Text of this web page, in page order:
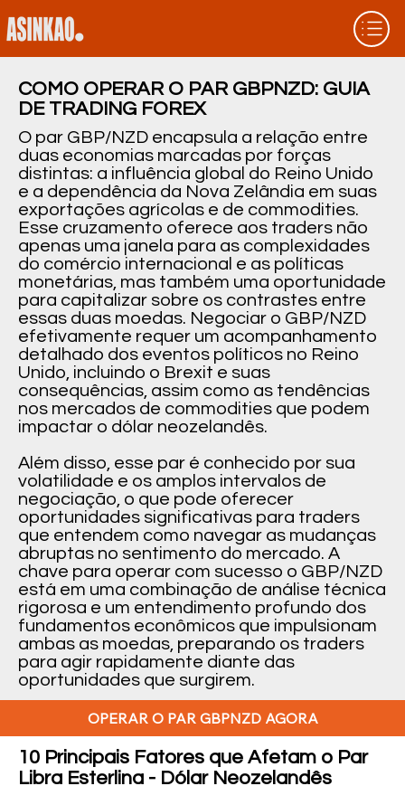
COMO OPERAR O PAR GBPNZD: GUIA
DE TRADING FOREX
O par GBP/NZD encapsula a relação entre
duas economias marcadas por forças
distintas: a influência global do Reino Unido
e a dependência da Nova Zelândia em suas
exportações agrícolas e de commodities.
Esse cruzamento oferece aos traders não
apenas uma janela para as complexidades
do comércio internacional e as políticas
monetárias, mas também uma oportunidade
para capitalizar sobre os contrastes entre
essas duas moedas. Negociar o GBP/NZD
efetivamente requer um acompanhamento
detalhado dos eventos políticos no Reino
Unido, incluindo o Brexit e suas
consequências, assim como as tendências
nos mercados de commodities que podem
impactar o dólar neozelandês.
Além disso, esse par é conhecido por sua
volatilidade e os amplos intervalos de
negociação, o que pode oferecer
oportunidades significativas para traders
que entendem como navegar as mudanças
abruptas no sentimento do mercado. A
chave para operar com sucesso o GBP/NZD
está em uma combinação de análise técnica
rigorosa e um entendimento profundo dos
fundamentos econômicos que impulsionam
ambas as moedas, preparando os traders
para agir rapidamente diante das
oportunidades que surgirem.
10 Principais Fatores que Afetam o Par
Libra Esterlina - Dólar Neozelandês
OPERAR O PAR GBPNZD AGORA